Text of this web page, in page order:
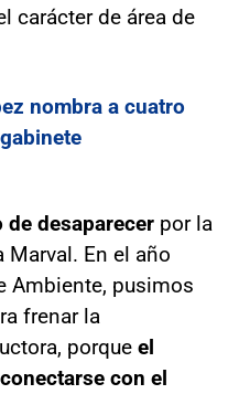
carácter de área de
nombra a cuatro
de desaparecer por la
En el año
Ambiente, pusimos
frenar la
porque el
con el